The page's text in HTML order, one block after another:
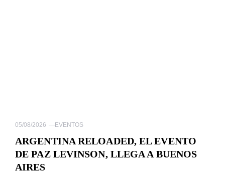
05/08/2026 —EVENTOS
ARGENTINA RELOADED, EL EVENTO
DE PAZ LEVINSON, LLEGA A BUENOS
AIRES